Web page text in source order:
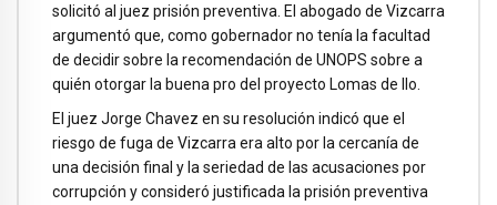
solicitó al juez prisión preventiva. El abogado de Vizcarra
argumentó que, como gobernador no tenía la facultad
de decidir sobre la recomendación de UNOPS sobre a
quién otorgar la buena pro del proyecto Lomas de Ilo.
El juez Jorge Chavez en su resolución indicó que el
riesgo de fuga de Vizcarra era alto por la cercanía de
una decisión final y la seriedad de las acusaciones por
corrupción y consideró justificada la prisión preventiva